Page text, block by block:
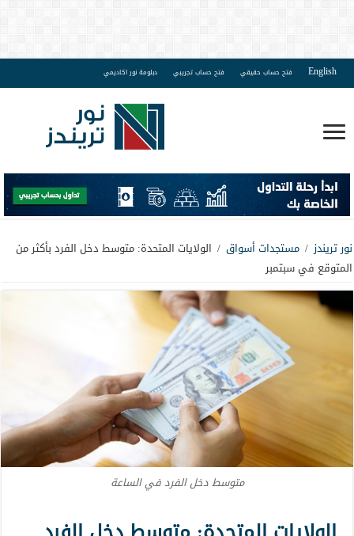
English فتح حساب حقيقي فتح حساب تجريبي دبلومة نور اكاديمي
نور تريندز / مستجدات أسواق / الولايات المتحدة: متوسط دخل الفرد بأكثر من
المتوقع في سبتمبر
متوسط دخل الفرد في الساعة